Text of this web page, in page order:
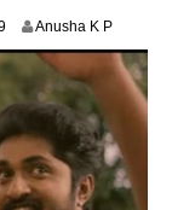
M
a
3
,
2
0
1
Anusha K P